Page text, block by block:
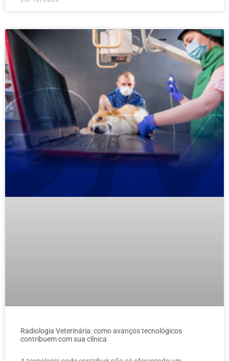
Radiologia Veterinária: como avanços tecnológicos
contribuem com sua clínica